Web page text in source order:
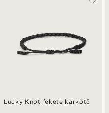
Lucky Knot fekete karkötő